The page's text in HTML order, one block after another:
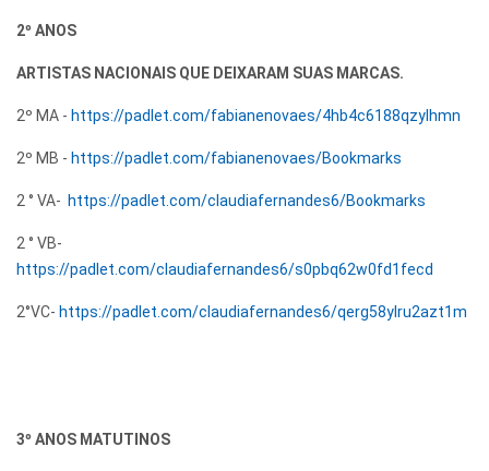
2º ANOS
ARTISTAS NACIONAIS QUE DEIXARAM SUAS MARCAS.
2º MA - https://padlet.com/fabianenovaes/4hb4c6188qzylhmn
2º MB - https://padlet.com/fabianenovaes/Bookmarks
2 ° VA- https://padlet.com/claudiafernandes6/Bookmarks
2 ° VB-
https://padlet.com/claudiafernandes6/s0pbq62w0fd1fecd
2°VC- https://padlet.com/claudiafernandes6/qerg58ylru2azt1m
3º ANOS MATUTINOS